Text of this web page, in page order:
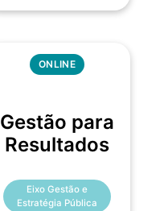
ONLINE
Gestão para
Resultados
Eixo Gestão e
Estratégia Pública